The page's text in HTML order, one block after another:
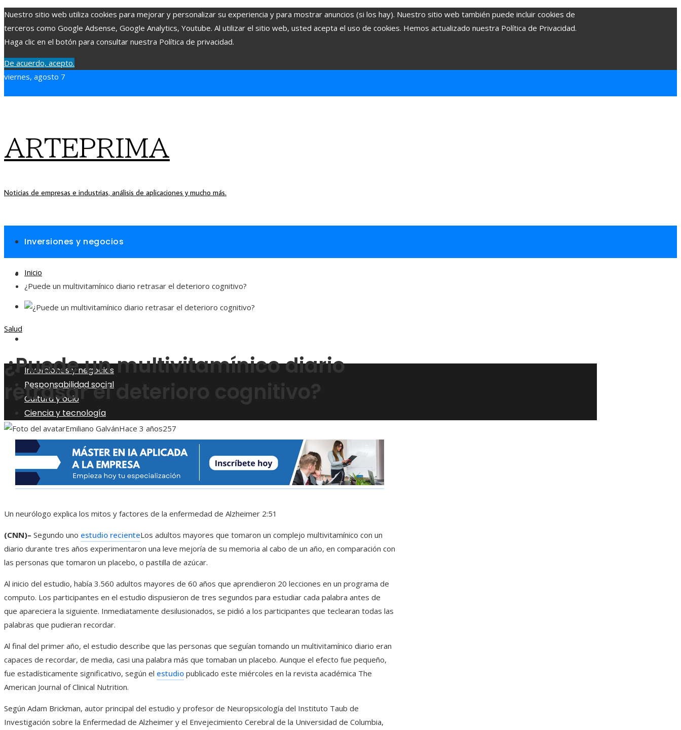
Nuestro sitio web utiliza cookies para mejorar y personalizar su experiencia y para mostrar anuncios (si los hay). Nuestro sitio web también puede incluir cookies de
terceros como Google Adsense, Google Analytics, Youtube. Al utilizar el sitio web, usted acepta el uso de cookies. Hemos actualizado nuestra Política de Privacidad.
Haga clic en el botón para consultar nuestra Política de privacidad.
De acuerdo, acepto.
viernes, agosto 7
ARTEPRIMA
Noticias de empresas e industrias, análisis de aplicaciones y mucho más.
Inversiones y negocios
Responsabilidad social
Cultura y ocio
Inversiones y negocios
Responsabilidad social
Cultura y ocio
Ciencia y tecnología
Inicio
¿Puede un multivitamínico diario retrasar el deterioro cognitivo?
Salud
¿Puede un multivitamínico diario
retrasar el deterioro cognitivo?
Emiliano GalvánHace 3 años257
Un neurólogo explica los mitos y factores de la enfermedad de Alzheimer 2:51
(CNN)– Segundo uno estudio recienteLos adultos mayores que tomaron un complejo multivitamínico con un
diario durante tres años experimentaron una leve mejoría de su memoria al cabo de un año, en comparación con
las personas que tomaron un placebo, o pastilla de azúcar.
Al inicio del estudio, había 3.560 adultos mayores de 60 años que aprendieron 20 lecciones en un programa de
computo. Los participantes en el estudio dispusieron de tres segundos para estudiar cada palabra antes de
que apareciera la siguiente. Inmediatamente desilusionados, se pidió a los participantes que teclearan todas las
palabras que pudieran recordar.
Al final del primer año, el estudio describe que las personas que seguían tomando un multivitamínico diario eran
capaces de recordar, de media, casi una palabra más que tomaban un placebo. Aunque el efecto fue pequeño,
fue estadísticamente significativo, según el estudio publicado este miércoles en la revista académica The
American Journal of Clinical Nutrition.
Según Adam Brickman, autor principal del estudio y profesor de Neuropsicología del Instituto Taub de
Investigación sobre la Enfermedad de Alzheimer y el Envejecimiento Cerebral de la Universidad de Columbia,